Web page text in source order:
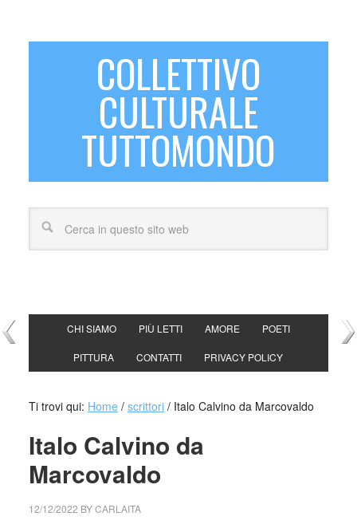
COLLETTIVO
CULTURALE
TUTTOMONDO
CHI SIAMO PIÙ LETTI AMORE POETI
PITTURA CONTATTI PRIVACY POLICY
Ti trovi qui: Home / scrittori /Italo Calvino da Marcovaldo
Italo Calvino da
Marcovaldo
12/12/2022 BYCARLAITA